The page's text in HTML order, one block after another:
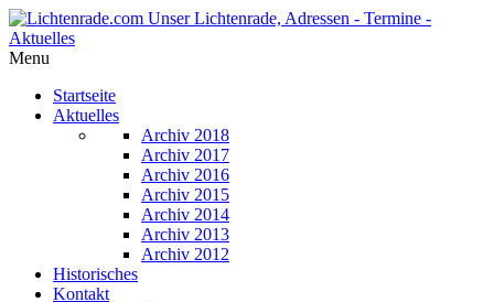
Menu
Startseite
Aktuelles
Archiv 2018
Archiv 2017
Archiv 2016
Archiv 2015
Archiv 2014
Archiv 2013
Archiv 2012
Historisches
Kontakt